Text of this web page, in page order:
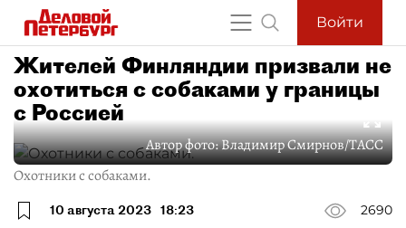
Войти
Жителей Финляндии призвали не
охотиться с собаками у границы
с Россией
Автор фото:Владимир Смирнов/ТАСС
Охотники с собаками.
10 августа 2023 18:23
2690